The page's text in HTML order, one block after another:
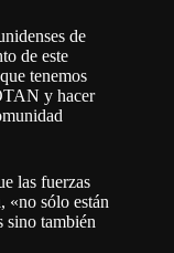
de
de este
tenemos
y hacer
las fuerzas
«no sólo están
sino también